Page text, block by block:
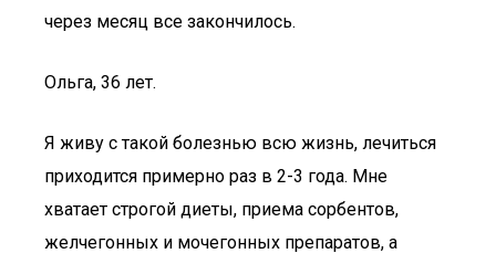
через месяц все закончилось.
Ольга, 36 лет.
Я живу с такой болезнью всю жизнь, лечиться
приходится примерно раз в 2-3 года. Мне
хватает строгой диеты, приема сорбентов,
желчегонных и мочегонных препаратов, а